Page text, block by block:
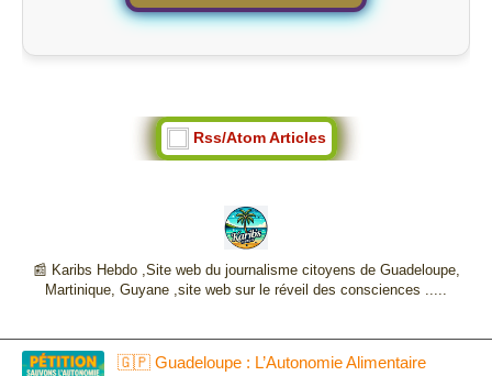
Rss/Atom Articles
📰 Karibs Hebdo ,Site web du journalisme citoyens de Guadeloupe,
Martinique, Guyane ,site web sur le réveil des consciences .....
🇬🇵 Guadeloupe : L’Autonomie Alimentaire